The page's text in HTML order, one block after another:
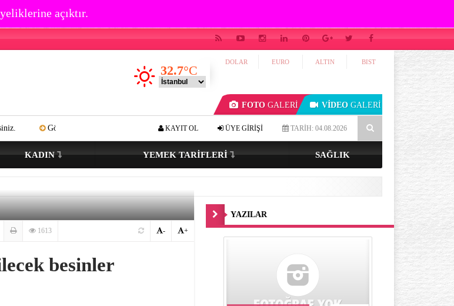
açıktır.
FOTO GALERİ VİDEO GALERİ
DOLAR EURO ALTIN BIST
32.7°C
kırışıklık oluşumu kaç yaşında başlar? Açık tenli ve renkli gözlüyseniz… 4-7-8 tekniği ile uykuya dalmak mümkün mü?
TARİH: 04.08.2026
ÜYE GİRİŞİ
KAYIT OL
KADIN YEMEK TARIFLERI SAĞLIK
1613 +
-
besinler
YAZILAR